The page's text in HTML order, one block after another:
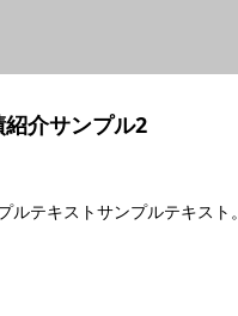
紹介サンプル2
ルテキストサンプルテキスト。